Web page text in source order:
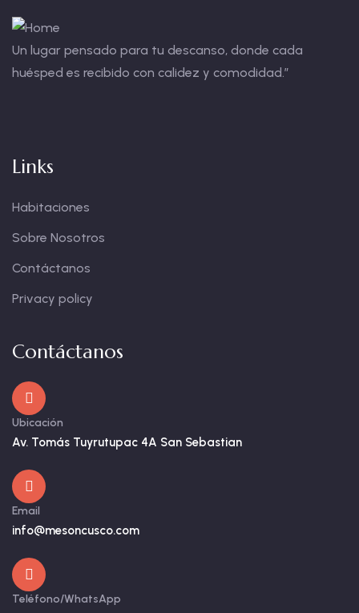
Un lugar pensado para tu descanso, donde cada
huésped es recibido con calidez y comodidad.”
Links
Habitaciones
Sobre Nosotros
Contáctanos
Privacy policy
Contáctanos
Ubicación
Av. Tomás Tuyrutupac 4A San Sebastian
Email
info@mesoncusco.com
Teléfono/WhatsApp